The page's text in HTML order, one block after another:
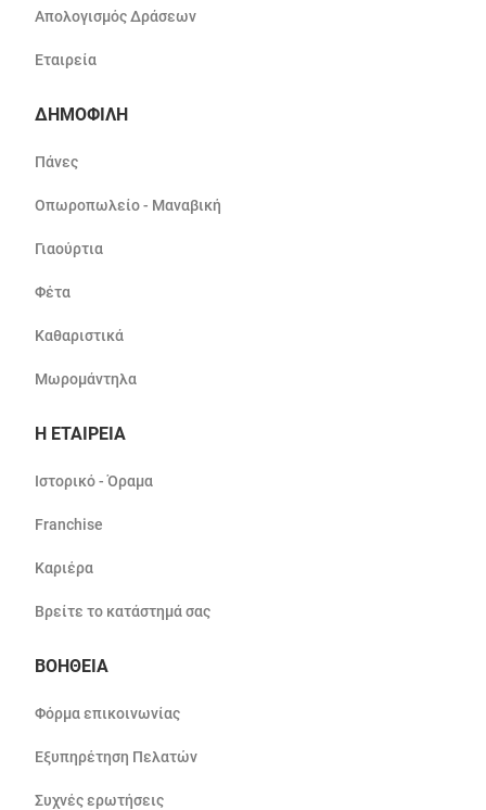
Απολογισμός Δράσεων
Εταιρεία
ΔΗΜΟΦΙΛΗ
Πάνες
Οπωροπωλείο - Μαναβική
Γιαούρτια
Φέτα
Καθαριστικά
Μωρομάντηλα
Η ΕΤΑΙΡΕΙΑ
Ιστορικό - Όραμα
Franchise
Καριέρα
Βρείτε το κατάστημά σας
ΒΟΗΘΕΙΑ
Φόρμα επικοινωνίας
Εξυπηρέτηση Πελατών
Συχνές ερωτήσεις